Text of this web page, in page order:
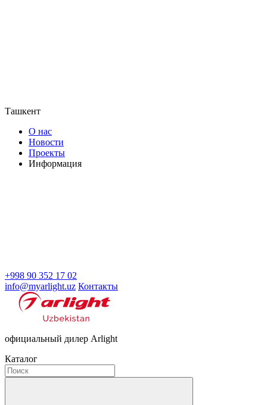
Ташкент
О нас
Новости
Проекты
Информация
+998 90 352 17 02
info@myarlight.uz Контакты
официальный дилер Arlight
Каталог